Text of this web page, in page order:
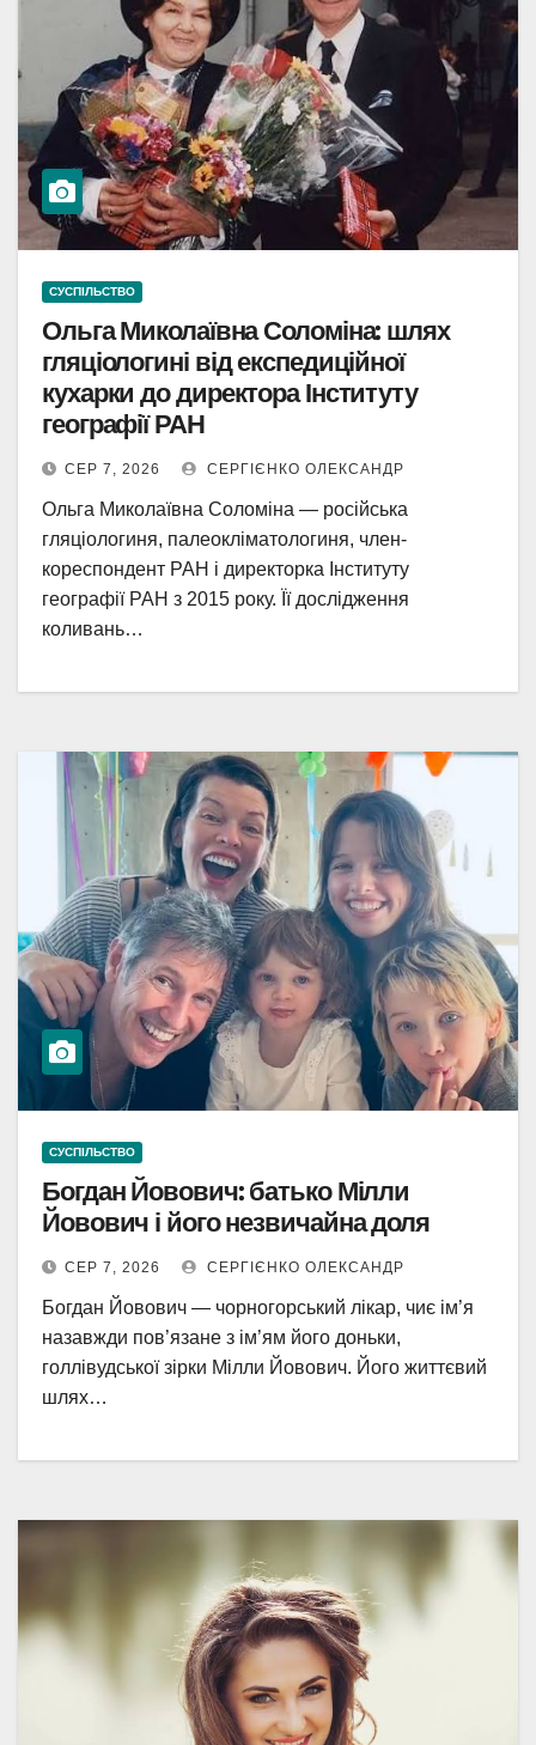
СУСПІЛЬСТВО
Ольга Миколаївна Соломіна: шлях
гляціологині від експедиційної
кухарки до директора Інституту
географії РАН
СЕР 7, 2026 СЕРГІЄНКО ОЛЕКСАНДР
Ольга Миколаївна Соломіна — російська
гляціологиня, палеокліматологиня, член-
кореспондент РАН і директорка Інституту
географії РАН з 2015 року. Її дослідження
коливань…
СУСПІЛЬСТВО
Богдан Йовович: батько Мілли
Йовович і його незвичайна доля
СЕР 7, 2026 СЕРГІЄНКО ОЛЕКСАНДР
Богдан Йовович — чорногорський лікар, чиє ім’я
назавжди пов’язане з ім’ям його доньки,
голлівудської зірки Мілли Йовович. Його життєвий
шлях…